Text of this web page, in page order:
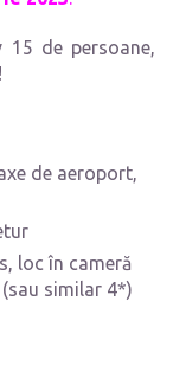
15 de persoane,
de aeroport,
loc în cameră
similar 4*)